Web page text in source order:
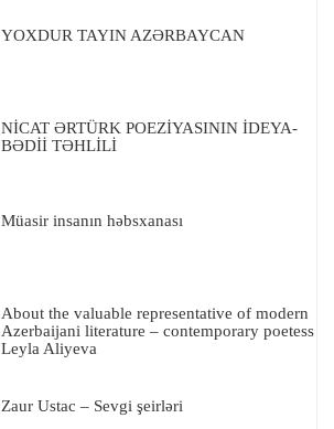
YOXDUR TAYIN AZƏRBAYCAN
NİCAT ƏRTÜRK POEZİYASININ İDEYA-
BƏDİİ TƏHLİLİ
Müasir insanın həbsxanası
About the valuable representative of modern
Azerbaijani literature – contemporary poetess
Leyla Aliyeva
Zaur Ustac – Sevgi şeirləri